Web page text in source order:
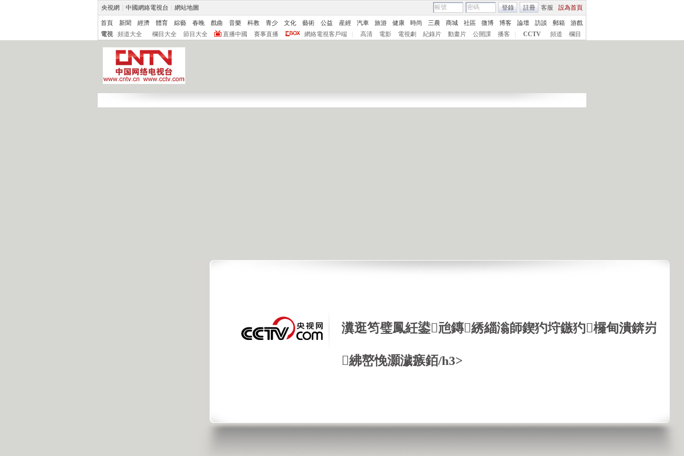
央視網 中國網絡電視台 網站地圖 客服 設為首頁
登錄 註冊
首頁 新聞 經濟 體育 綜藝 春晚 戲曲 音樂 科教 青少 文化 藝術 公益 産經 汽車 旅游 健康 時尚 三農 商城 社區 微博 博客 論壇 訪談 郵箱
游戲
電視
頻道大全 欄目大全 節目大全 直播中國 賽事直播 網絡電視客戶端 高清 電影 電視劇 紀錄片 動畫片 公開課 播客 CCTV 頻道 欄目
瀵逛笉璧鳳紝鍙兘鏄綉緇滃師鍥犳垨鏃犳欏甸潰錛岃
紼嶅悗灝濊瘯銆/h3>